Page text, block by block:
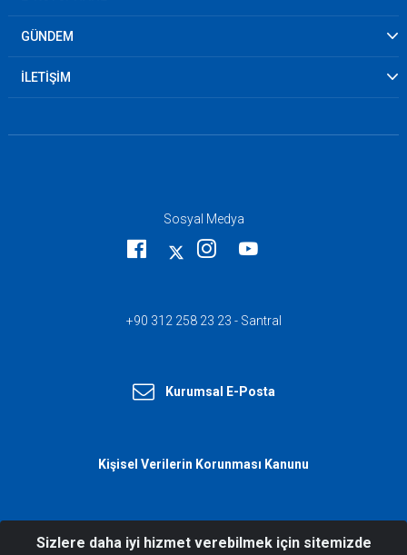
GÜNDEM
İLETİŞİM
Sosyal Medya
+90 312 258 23 23 - Santral
Kurumsal E-Posta
Kişisel Verilerin Korunması Kanunu
© 2026 T.C. İçişleri Bakanlığı Afet ve
Sizlere daha iyi hizmet verebilmek için sitemizde